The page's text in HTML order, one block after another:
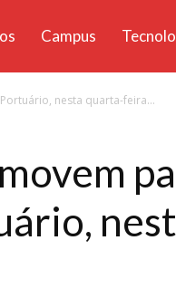
Campus
nesta quarta-feira...